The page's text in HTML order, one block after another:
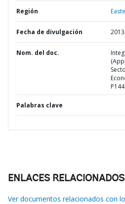
Región
Fecha de divulgación
Nom. del doc.
Palabras clave
ENLACES RELACIONADOS
Ver documentos relacionados con